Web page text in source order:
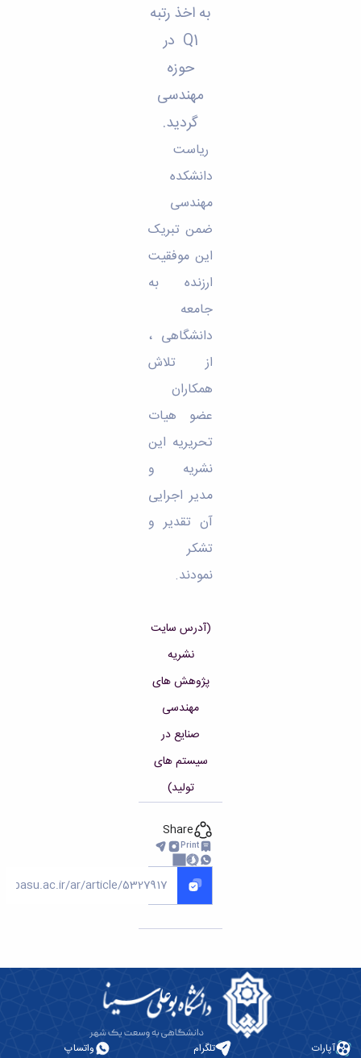
به اخذ رتبه
Q1 در
حوزه
مهندسی
گردید.
ریاست
دانشکده
مهندسی
ضمن تبریک
این موفقیت
ارزنده به
جامعه
دانشگاهی ،
از تلاش
همکاران
عضو هیات
تحریریه این
نشریه و
مدیر اجرایی
آن تقدیر و
تشکر
نمودند.
(آدرس سایت
نشریه
پژوهش های
مهندسی
صنایع در
سیستم های
تولید)
Share
Print
آپارات تلگرام واتساپ